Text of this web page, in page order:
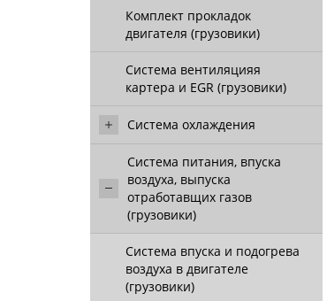
Комплект прокладок
двигателя (грузовики)
Система вентиляцияя
картера и EGR (грузовики)
Система охлаждения
Система питания, впуска
воздуха, выпуска
отработавщих газов
(грузовики)
Система впуска и подогрева
воздуха в двигателе
(грузовики)